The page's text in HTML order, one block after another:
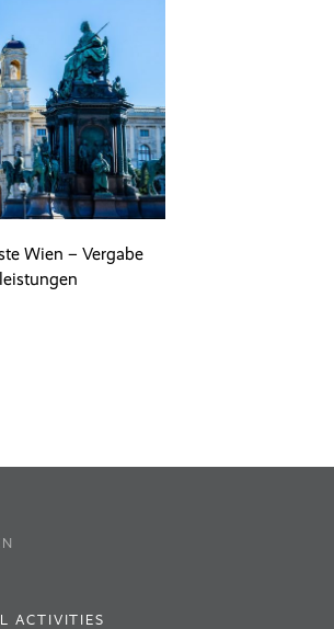
Wien – Vergabe
ACTIVITIES